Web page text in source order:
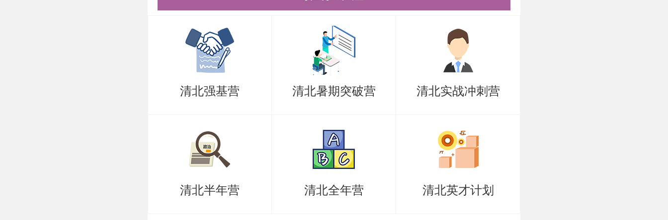
过程录音录像存档。
3、未尽事宜参见《2026年清华大学招收香港、澳门、台
湾地区研究生简章及专业目录》及学校相关招生规定。
区研究生综合考核实施细则及录取办法】的内容，希望能
帮助准备考研清北的同学们节约时间，提高上岸的成功
需要说的是，考清北竞争大，压力大，没方法，难以坚
清北强基营 清北暑期突破营 清北实战冲刺营
清北半年营 清北全年营 清北英才计划